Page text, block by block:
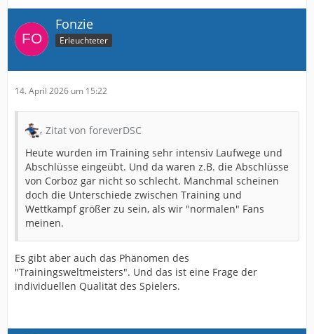
Fonzie
Erleuchteter
14. April 2026 um 15:22
Zitat von foreverDSC
Heute wurden im Training sehr intensiv Laufwege und
Abschlüsse eingeübt. Und da waren z.B. die Abschlüsse
von Corboz gar nicht so schlecht. Manchmal scheinen
doch die Unterschiede zwischen Training und
Wettkampf größer zu sein, als wir "normalen" Fans
meinen.
Es gibt aber auch das Phänomen des
"Trainingsweltmeisters". Und das ist eine Frage der
individuellen Qualität des Spielers.